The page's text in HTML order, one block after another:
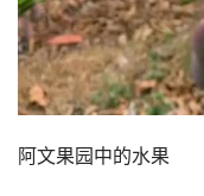
阿文果园中的水果